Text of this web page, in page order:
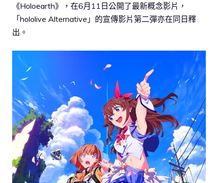
《Holoearth》，在6月11日公開了最新概念影片，
「hololive Alternative」的宣傳影片第二彈亦在同日釋
出。